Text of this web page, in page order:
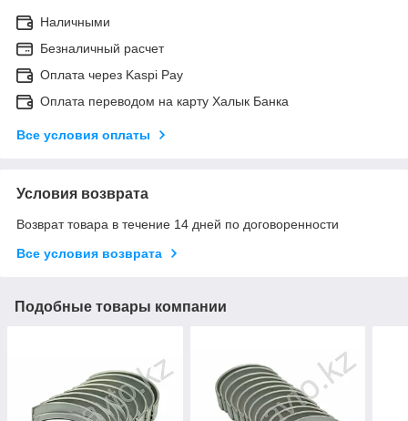
Наличными
Безналичный расчет
Оплата через Kaspi Pay
Оплата переводом на карту Халык Банка
Все условия оплаты
Условия возврата
Возврат товара в течение 14 дней по договоренности
Все условия возврата
Подобные товары компании